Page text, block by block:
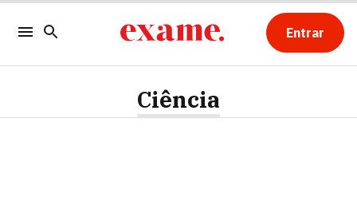
Entrar
Ciência